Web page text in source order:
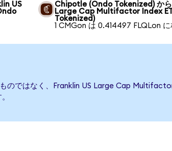
US
Chipotle (Ondo Tokenized) か
Large Cap Multifactor Index
Tokenized)
1 CMGon は 0.414497 FLQLon に
のではなく、Franklin US Large Cap